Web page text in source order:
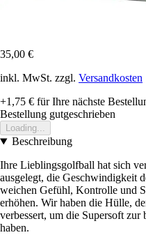
35,00 €
inkl. MwSt. zzgl. Versandkosten
+1,75 € für Ihre nächste
Bestellung gutgeschrieben
Loading...
Beschreibung
Ihre Lieblingsgolfball hat sich
ausgelegt, die Geschwindigkeit
weichen Gefühl, Kontrolle und
erhöhen. Wir haben die Hülle,
verbessert, um die Supersoft zur
haben.